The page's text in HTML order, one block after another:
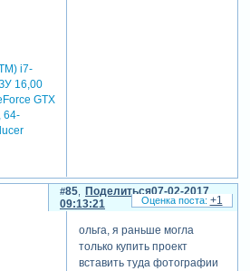
i7-
16,00
GTX
64-
Поделиться
85
07-02-2017
09:13:21
ольга, я раньше могла
только купить проект
вставить туда фотографии
+1